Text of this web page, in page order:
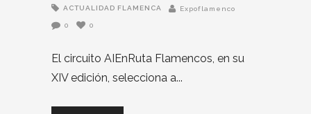
ACTUALIDAD FLAMENCA Expoflamenco
0 0
El circuito AIEnRuta Flamencos, en su
XIV edición, selecciona a